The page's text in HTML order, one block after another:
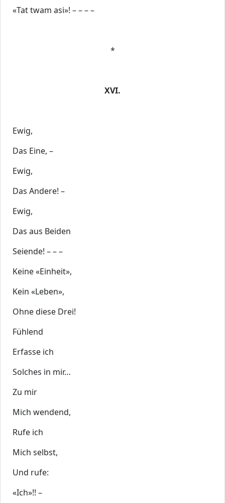
«Tat twam asi»! – – – –
*
XVI.
Ewig,
Das Eine, –
Ewig,
Das Andere! –
Ewig,
Das aus Beiden
Seiende! – – –
Keine «Einheit»,
Kein «Leben»,
Ohne diese Drei!
Fühlend
Erfasse ich
Solches in mir…
Zu mir
Mich wendend,
Rufe ich
Mich selbst,
Und rufe:
«Ich»!! –